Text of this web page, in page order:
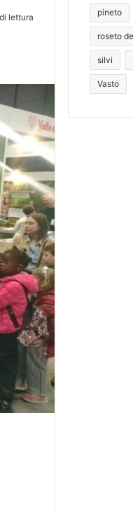
lettura pineto
roseto
silvi
Vasto